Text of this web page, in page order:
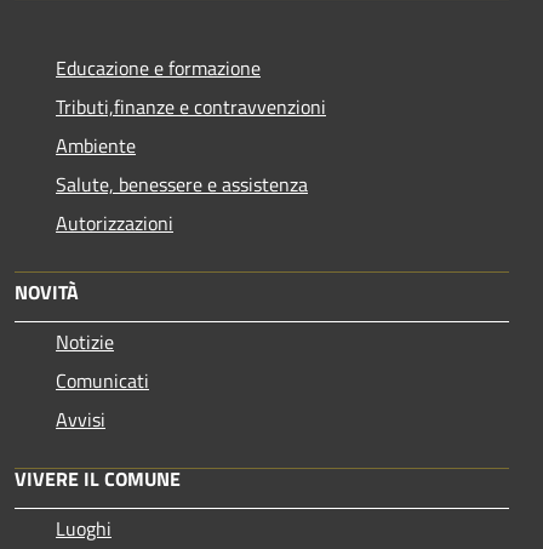
Educazione e formazione
Tributi,finanze e contravvenzioni
Ambiente
Salute, benessere e assistenza
Autorizzazioni
NOVITÀ
Notizie
Comunicati
Avvisi
VIVERE IL COMUNE
Luoghi